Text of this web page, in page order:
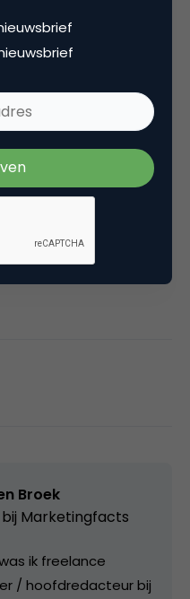
Smit (ANWB):
met testen en
op
Broek
Marketingfacts
ik freelance
/ hoofdredacteur bij